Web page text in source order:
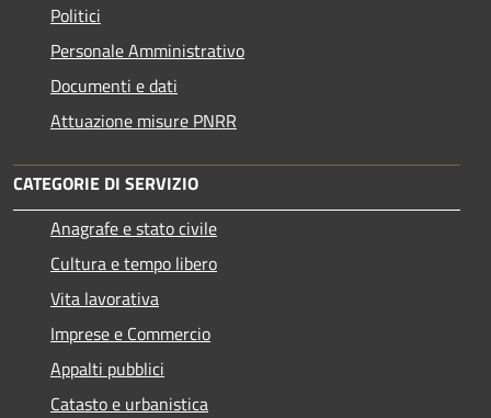
Politici
Personale Amministrativo
Documenti e dati
Attuazione misure PNRR
CATEGORIE DI SERVIZIO
Anagrafe e stato civile
Cultura e tempo libero
Vita lavorativa
Imprese e Commercio
Appalti pubblici
Catasto e urbanistica